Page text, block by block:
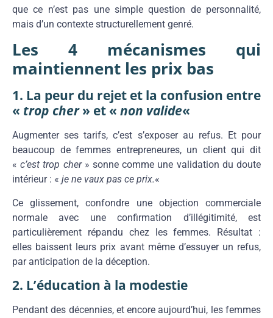
que ce n’est pas une simple question de personnalité,
mais d’un contexte structurellement genré.
Les 4 mécanismes qui
maintiennent les prix bas
1. La peur du rejet et la confusion entre
« trop cher» et « non valide«
Augmenter ses tarifs, c’est s’exposer au refus. Et pour
beaucoup de femmes entrepreneures, un client qui dit
«c’est trop cher» sonne comme une validation du doute
intérieur : « je ne vaux pas ce prix.«
Ce glissement, confondre une objection commerciale
normale avec une confirmation d’illégitimité, est
particulièrement répandu chez les femmes. Résultat :
elles baissent leurs prix avant même d’essuyer un refus,
par anticipation de la déception.
2. L’éducation à la modestie
Pendant des décennies, et encore aujourd’hui, les femmes